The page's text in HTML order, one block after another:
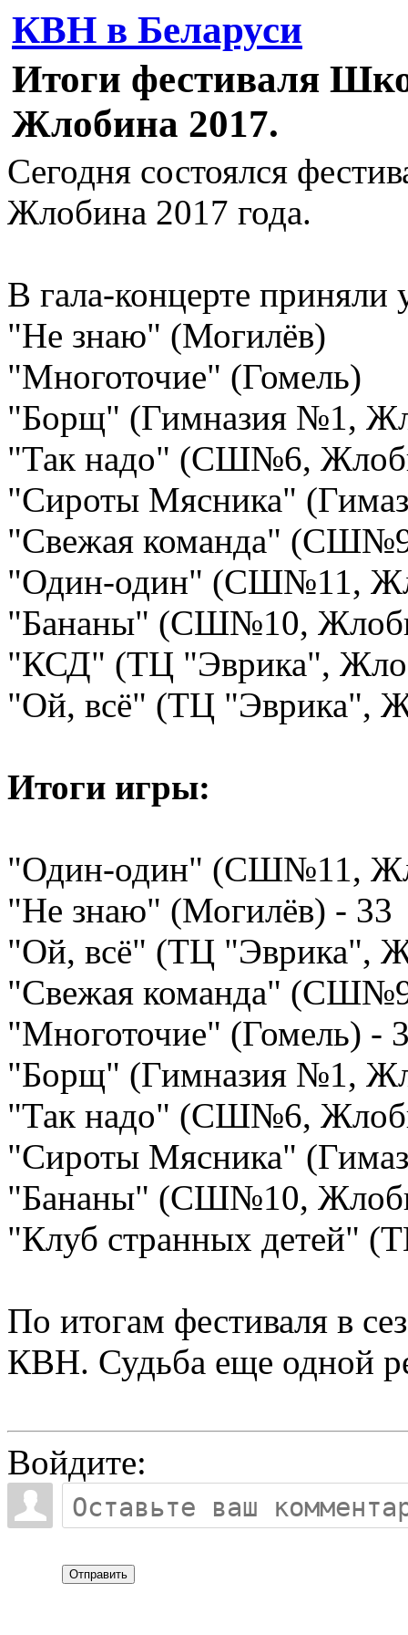
КВН в Беларуси
Итоги фестиваля
Жлобина 2017.
Сегодня состоялся
Жлобина 2017 года.
В гала-концерте
"Не знаю" (Могилёв)
"Многоточие" (Гомель)
"Борщ" (Гимназия №1,
"Так надо" (СШ№6,
"Сироты Мясника"
"Свежая команда"
"Один-один" (СШ№11,
"Бананы" (СШ№10,
"КСД" (ТЦ "Эврика",
"Ой, всё" (ТЦ "Эврика",
Итоги игры:
"Один-один" (СШ№11,
"Не знаю" (Могилёв) - 33
"Ой, всё" (ТЦ "Эврика",
"Свежая команда"
"Многоточие" (Гомель) -
"Борщ" (Гимназия №1,
"Так надо" (СШ№6,
"Сироты Мясника"
"Бананы" (СШ№10,
"Клуб странных детей"
По итогам фестиваля в
КВН. Судьба еще одной
Войдите:
Отправить